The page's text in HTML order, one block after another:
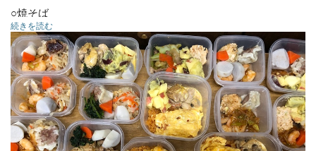
○焼そば
○ビーフシチュー
○鷄もも肉としめじのトマトクリーム煮
○豚ひき肉焼売
○さつまいもとリンゴサラダ
○エビチリ
○オムライス
○とりつくね団子
○ほうれん草胡麻和え
○切り干し大根
続きを読む